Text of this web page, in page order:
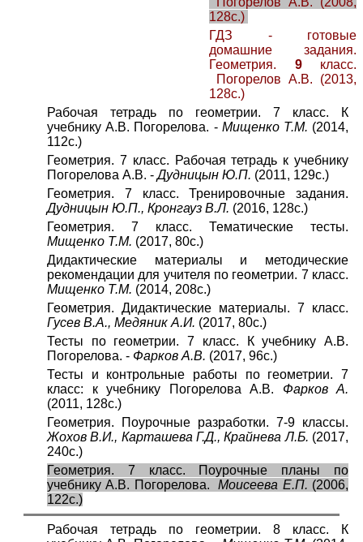
128с.)
ГДЗ - готовые
домашние задания.
Геометрия. 9класс.
Погорелов А.В. (2013,
128с.)
Рабочая тетрадь по геометрии. 7 класс. К
учебнику А.В. Погорелова. - Мищенко Т.М. (2014,
112с.)
Геометрия. 7 класс. Рабочая тетрадь к учебнику
Погорелова А.В. -Дудницын Ю.П. (2011, 129с.)
Геометрия. 7 класс. Тренировочные задания.
Дудницын Ю.П., Кронгауз В.Л. (2016, 128с.)
Геометрия. 7 класс. Тематические тесты.
Мищенко Т.М. (2017, 80с.)
Дидактические материалы и методические
рекомендации для учителя по геометрии. 7 класс.
Мищенко Т.М. (2014, 208с.)
Геометрия. Дидактические материалы. 7 класс.
Гусев В.А., Медяник А.И. (2017, 80с.)
Тесты по геометрии. 7 класс. К учебнику А.В.
Погорелова. - Фарков А.В. (2017, 96с.)
Тесты и контрольные работы по геометрии. 7
класс: к учебнику Погорелова А.В. Фарков А.
(2011, 128с.)
Геометрия. Поурочные разработки. 7-9 классы.
Жохов В.И., Карташева Г.Д., Крайнева Л.Б. (2017,
240с.)
Геометрия. 7 класс. Поурочные планы по
учебнику А.В. Погорелова.Моисеева Е.П. (2006,
122с.)
Рабочая тетрадь по геометрии. 8 класс. К